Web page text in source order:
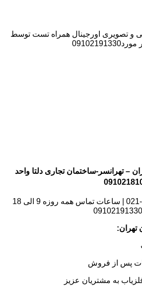
و تصویری اورجینال همراه تست توسط
– تهرانسر-ساختمان تجاری دلتا واحد
تهران:
به مشتریان عزیز